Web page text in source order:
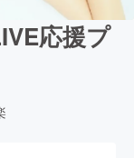
応援プ